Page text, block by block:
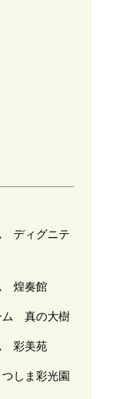
ディグニテ
煌奏館
ム 真の大樹
彩美苑
しま彩光園